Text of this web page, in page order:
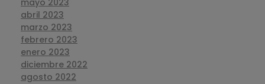
mayo 2023
abril 2023
marzo 2023
febrero 2023
enero 2023
diciembre 2022
agosto 2022